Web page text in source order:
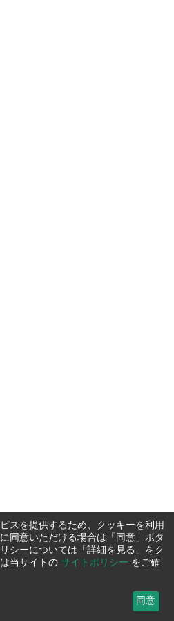
スを提供するため、クッキーを利用
同意いただける場合は「同意」ボタ
シーについては「詳細を見る」をク
当サイトの サイトポリシー をご確
同意